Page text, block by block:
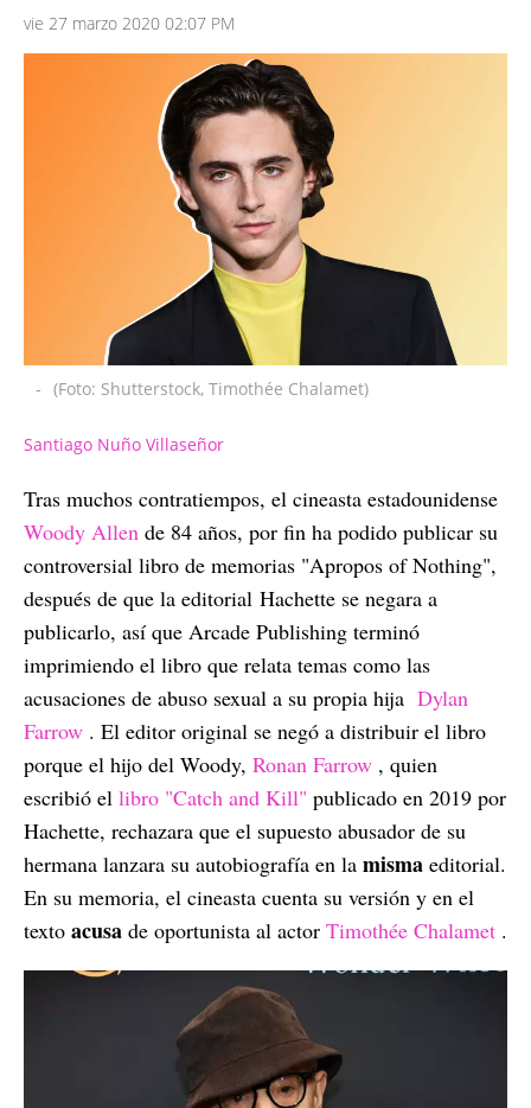
vie 27 marzo 2020 02:07 PM
- (Foto: Shutterstock, Timothée Chalamet)
Santiago Nuño Villaseñor
Tras muchos contratiempos, el cineasta estadounidense
Woody Allen de 84 años, por fin ha podido publicar su
controversial libro de memorias "Apropos of Nothing",
después de que la editorial Hachette se negara a
publicarlo, así que Arcade Publishing terminó
imprimiendo el libro que relata temas como las
acusaciones de abuso sexual a su propia hija Dylan
Farrow . El editor original se negó a distribuir el libro
porque el hijo del Woody, Ronan Farrow , quien
escribió el libro "Catch and Kill" publicado en 2019 por
Hachette, rechazara que el supuesto abusador de su
hermana lanzara su autobiografía en la misma editorial.
En su memoria, el cineasta cuenta su versión y en el
texto acusa de oportunista al actor Timothée Chalamet .